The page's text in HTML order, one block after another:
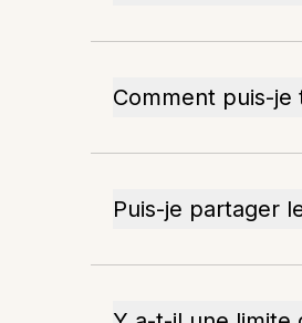
Comment puis-je
Puis-je partager